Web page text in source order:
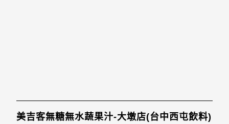
美吉客無糖無水蔬果汁-大墩店(台中西屯飲料)